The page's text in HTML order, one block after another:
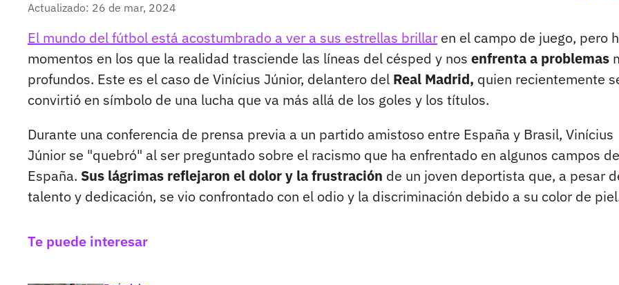
Actualizado: 26 de mar, 2024
El mundo del fútbol está acostumbrado a ver a sus estrellas brillar en el campo de juego, pero
momentos en los que la realidad trasciende las líneas del césped y nos enfrenta a problemas
profundos. Este es el caso de Vinícius Júnior, delantero del Real Madrid, quien recientemente
convirtió en símbolo de una lucha que va más allá de los goles y los títulos.
Durante una conferencia de prensa previa a un partido amistoso entre España y Brasil, Vinícius
Júnior se "quebró" al ser preguntado sobre el racismo que ha enfrentado en algunos campos de
España. Sus lágrimas reflejaron el dolor y la frustración de un joven deportista que, a pesar
talento y dedicación, se vio confrontado con el odio y la discriminación debido a su color de
Te puede interesar